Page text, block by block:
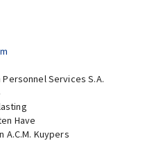
Services S.A.
Have
A.C.M. Kuypers